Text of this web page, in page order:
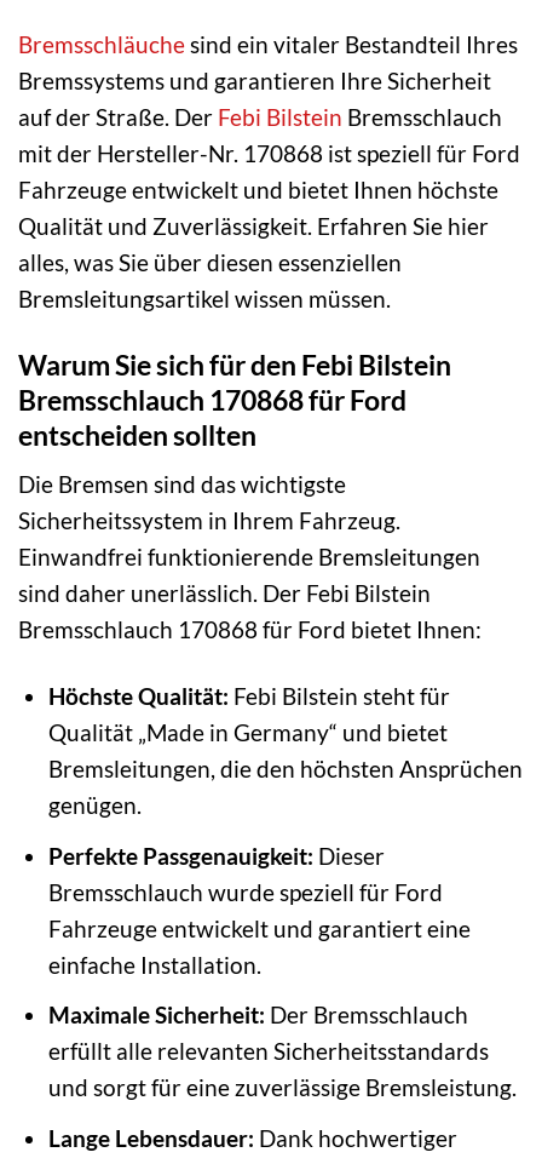
Bremsschläuche sind ein vitaler Bestandteil Ihres
Bremssystems und garantieren Ihre Sicherheit
auf der Straße. Der Febi Bilstein Bremsschlauch
mit der Hersteller-Nr. 170868 ist speziell für Ford
Fahrzeuge entwickelt und bietet Ihnen höchste
Qualität und Zuverlässigkeit. Erfahren Sie hier
alles, was Sie über diesen essenziellen
Bremsleitungsartikel wissen müssen.
Warum Sie sich für den Febi Bilstein
Bremsschlauch 170868 für Ford
entscheiden sollten
Die Bremsen sind das wichtigste
Sicherheitssystem in Ihrem Fahrzeug.
Einwandfrei funktionierende Bremsleitungen
sind daher unerlässlich. Der Febi Bilstein
Bremsschlauch 170868 für Ford bietet Ihnen:
Höchste Qualität: Febi Bilstein steht für
Qualität „Made in Germany“ und bietet
Bremsleitungen, die den höchsten Ansprüchen
genügen.
Perfekte Passgenauigkeit: Dieser
Bremsschlauch wurde speziell für Ford
Fahrzeuge entwickelt und garantiert eine
einfache Installation.
Maximale Sicherheit: Der Bremsschlauch
erfüllt alle relevanten Sicherheitsstandards
und sorgt für eine zuverlässige Bremsleistung.
Lange Lebensdauer: Dank hochwertiger